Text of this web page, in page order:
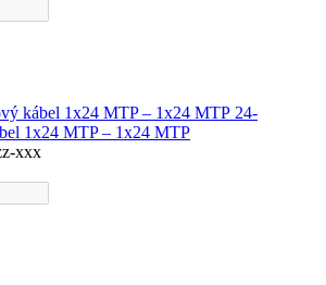
24-
1x24 MTP – 1x24 MTP
xxx